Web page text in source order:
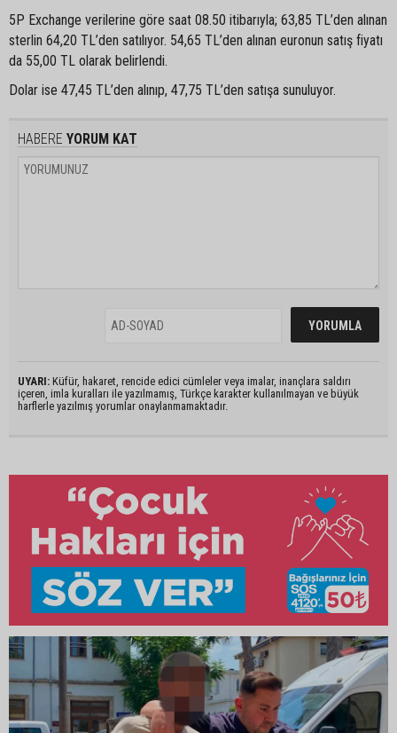
5P Exchange verilerine göre saat 08.50 itibarıyla; 63,85 TL’den alınan
sterlin 64,20 TL’den satılıyor. 54,65 TL’den alınan euronun satış fiyatı
da 55,00 TL olarak belirlendi.
Dolar ise 47,45 TL’den alınıp, 47,75 TL’den satışa sunuluyor.
HABERE YORUM KAT
UYARI: Küfür, hakaret, rencide edici cümleler veya imalar, inançlara saldırı
içeren, imla kuralları ile yazılmamış, Türkçe karakter kullanılmayan ve büyük
harflerle yazılmış yorumlar onaylanmamaktadır.